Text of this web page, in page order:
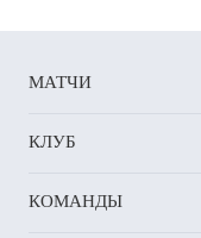
МАТЧИ
КЛУБ
КОМАНДЫ